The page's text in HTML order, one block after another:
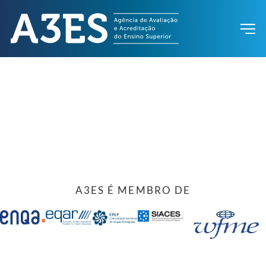
A3ES É MEMBRO DE